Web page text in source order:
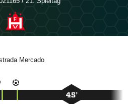

45’